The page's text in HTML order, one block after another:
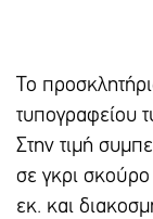
Το
τυπογραφείου
Στην τιμή
σε γκρι
εκ. και